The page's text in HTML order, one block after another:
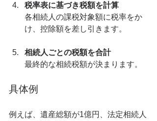
税率表に基づき税額を計算
各相続人の課税対象額に税率をか
け、控除額を差し引きます。
相続人ごとの税額を合計
最終的な相続税額が決まります。
具体例
例えば、遺産総額が1億円、法定相続人